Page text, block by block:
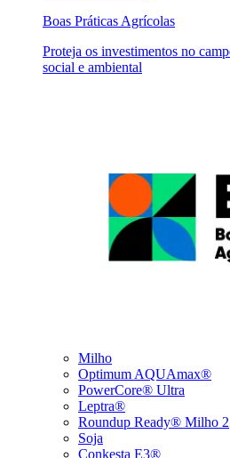
Boas Práticas Agrícolas
Proteja os investimentos no
social e ambiental
Milho
Optimum AQUAmax®
PowerCore® Ultra
Leptra®
Roundup Ready® Milho 2
Soja
Conkesta E3®